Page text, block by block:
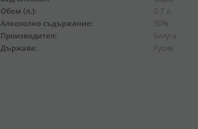
Обем (л.)
0.7 л.
Алкохолно съдържание
30%
Производител
Белуга
Държава
Русия